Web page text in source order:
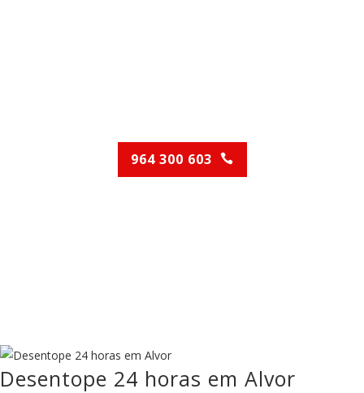
964 300 603
Desentope 24 horas em Alvor